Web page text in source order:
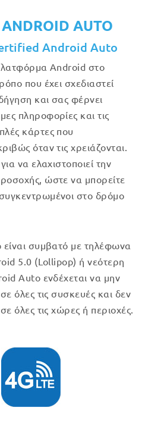
AUTO
Android Auto
Android στο
που έχει σχεδιαστεί
και σας φέρνει
πληροφορίες και τις
κάρτες που
όταν τις χρειάζονται.
να ελαχιστοποιεί την
ώστε να μπορείτε
στο δρόμο
συμβατό με τηλέφωνα
5.0 (Lollipop) ή νεότερη
Auto ενδέχεται να μην
όλες τις συσκευές και δεν
όλες τις χώρες ή περιοχές.